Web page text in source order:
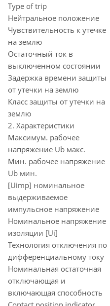
Type of trip
Нейтральное положение
Чувствительность к утечке
на землю
Остаточный ток в
выключенном состоянии
Задержка времени защиты
от утечки на землю
Класс защиты от утечки на
землю
2. Характеристики
Максимум. рабочее
напряжение Ub макс.
Мин. рабочее напряжение
Ub мин.
[Uimp] номинальное
выдерживаемое
импульсное напряжение
Номинальное напряжение
изоляции [Ui]
Технология отключения по
дифференциальному току
Номинальная остаточная
отключающая и
включающая способность